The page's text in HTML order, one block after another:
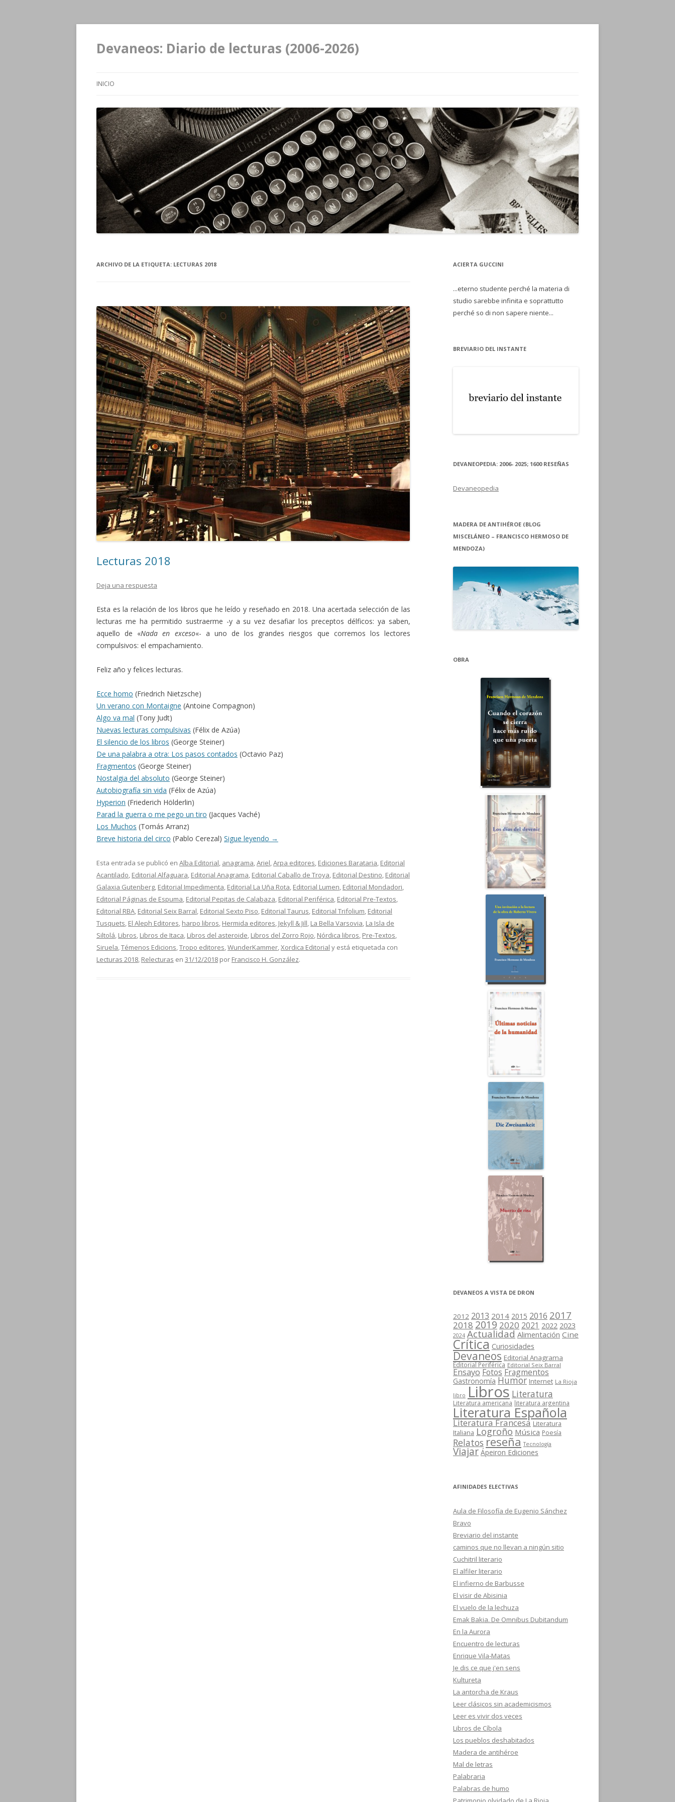
Devaneos: Diario de lecturas (2006-2026)
INICIO
ARCHIVO DE LA ETIQUETA: LECTURAS 2018
Lecturas 2018
Deja una respuesta
Esta es la relación de los libros que he leído y reseñado en 2018. Una acertada selección de las
lecturas me ha permitido sustraerme -y a su vez desafiar los preceptos délficos: ya saben,
aquello de «Nada en exceso«- a uno de los grandes riesgos que corremos los lectores
compulsivos: el empachamiento.
Feliz año y felices lecturas.
Ecce homo (Friedrich Nietzsche)
Un verano con Montaigne (Antoine Compagnon)
Algo va mal (Tony Judt)
Nuevas lecturas compulsivas (Félix de Azúa)
El silencio de los libros (George Steiner)
De una palabra a otra: Los pasos contados (Octavio Paz)
Fragmentos (George Steiner)
Nostalgia del absoluto (George Steiner)
Autobiografía sin vida (Félix de Azúa)
Hyperion (Friederich Hölderlin)
Parad la guerra o me pego un tiro (Jacques Vaché)
Los Muchos (Tomás Arranz)
Breve historia del circo (Pablo Cerezal) Sigue leyendo →
Esta entrada se publicó en Alba Editorial, anagrama,Ariel,Arpa editores, Ediciones Barataria, Editorial
Acantilado, Editorial Alfaguara, Editorial Anagrama, Editorial Caballo de Troya, Editorial Destino, Editorial
Galaxia Gutenberg, Editorial Impedimenta, Editorial La Uña Rota, Editorial Lumen, Editorial Mondadori,
Editorial Páginas de Espuma, Editorial Pepitas de Calabaza, Editorial Periférica, Editorial Pre-Textos,
Editorial RBA, Editorial Seix Barral, Editorial Sexto Piso, Editorial Taurus, Editorial Trifolium, Editorial
Tusquets, El Aleph Editores, harpo libros, Hermida editores, Jekyll & Jill, La Bella Varsovia, La Isla de
Siltolá, Libros, Libros de Itaca, Libros del asteroide, Libros del Zorro Rojo, Nórdica libros, Pre-Textos,
Siruela,Témenos Edicions,Tropo editores,WunderKammer,Xordica Editorial y está etiquetada con
Lecturas 2018, Relecturas en 31/12/2018 por Francisco H. González.
ACIERTA GUCCINI
...eterno studente perché la materia di
studio sarebbe infinita e soprattutto
perché so di non sapere niente...
BREVIARIO DEL INSTANTE
DEVANEOPEDIA: 2006- 2025; 1600 RESEÑAS
Devaneopedia
MADERA DE ANTIHÉROE (BLOG
MISCELÁNEO – FRANCISCO HERMOSO DE
MENDOZA)
OBRA
DEVANEOS A VISTA DE DRON
2012 2013 2014 2015 2016 2017
2018 2019 2020 2021 2022 2023
2024 Actualidad Alimentación Cine
Crítica Curiosidades
Devaneos Editorial Anagrama
Editorial Periférica Editorial Seix Barral
Ensayo Fotos Fragmentos
Gastronomía Humor Internet La Rioja
libro Libros Literatura
Literatura americana literatura argentina
Literatura Española
Literatura Francesa Literatura
Italiana Logroño Música Poesía
Relatos reseña Tecnología
Viajar Ápeiron Ediciones
AFINIDADES ELECTIVAS
Aula de Filosofía de Eugenio Sánchez
Bravo
Breviario del instante
caminos que no llevan a ningún sitio
Cuchitril literario
El alfiler literario
El infierno de Barbusse
El visir de Abisinia
El vuelo de la lechuza
Emak Bakia. De Omnibus Dubitandum
En la Aurora
Encuentro de lecturas
Enrique Vila-Matas
Je dis ce que j'en sens
Kultureta
La antorcha de Kraus
Leer clásicos sin academicismos
Leer es vivir dos veces
Libros de Cíbola
Los pueblos deshabitados
Madera de antihéroe
Mal de letras
Palabraria
Palabras de humo